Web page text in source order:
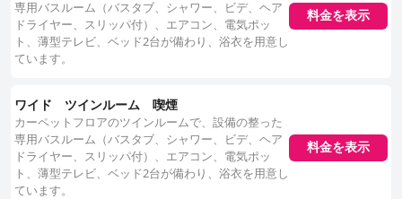
専用バスルーム（バスタブ、シャワー、ビデ、ヘア
ドライヤー、スリッパ付）、エアコン、電気ポッ
ト、薄型テレビ、ベッド2台が備わり、浴衣を用意し
ています。
料金を表示
ワイド ツインルーム 喫煙
カーペットフロアのツインルームで、設備の整った
専用バスルーム（バスタブ、シャワー、ビデ、ヘア
ドライヤー、スリッパ付）、エアコン、電気ポッ
ト、薄型テレビ、ベッド2台が備わり、浴衣を用意し
ています。
料金を表示